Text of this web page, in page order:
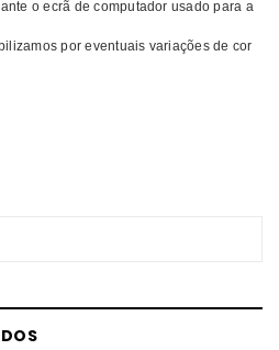
o ecrã de computador usado para a
por eventuais variações de cor